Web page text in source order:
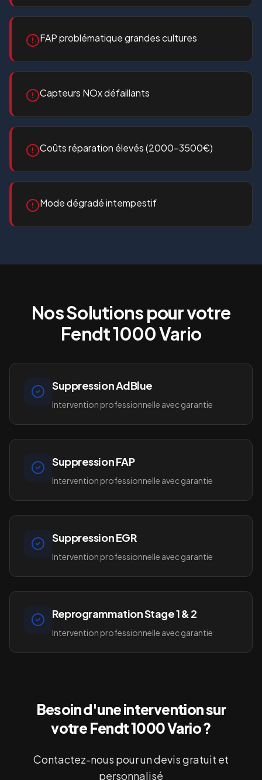
FAP problématique grandes cultures
Capteurs NOx défaillants
Coûts réparation élevés (2000-3500€)
Mode dégradé intempestif
Nos Solutions pour votre
Fendt 1000 Vario
Suppression AdBlue
Intervention professionnelle avec garantie
Suppression FAP
Intervention professionnelle avec garantie
Suppression EGR
Intervention professionnelle avec garantie
Reprogrammation Stage 1 & 2
Intervention professionnelle avec garantie
Besoin d'une intervention sur
votre Fendt 1000 Vario?
Contactez-nous pour un devis gratuit et
personnalisé